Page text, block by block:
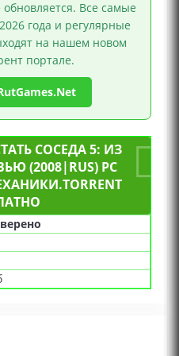
Все самые
года и регулярные
на нашем новом
портале.
СОСЕДА 5: ИЗ
(2008|RUS) PC